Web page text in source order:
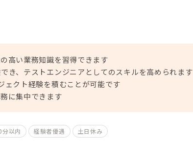
高い業務知識を習得できます
き、テストエンジニアとしてのスキルを高められます
ェクト経験を積むことが可能です
に集中できます
以内 経験者優遇 土日休み